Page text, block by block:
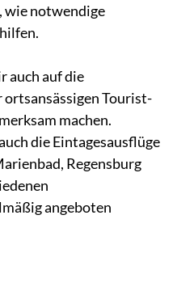
wie notwendige
auch auf die
Tourist-
machen.
die Eintagesausflüge
Regensburg
angeboten